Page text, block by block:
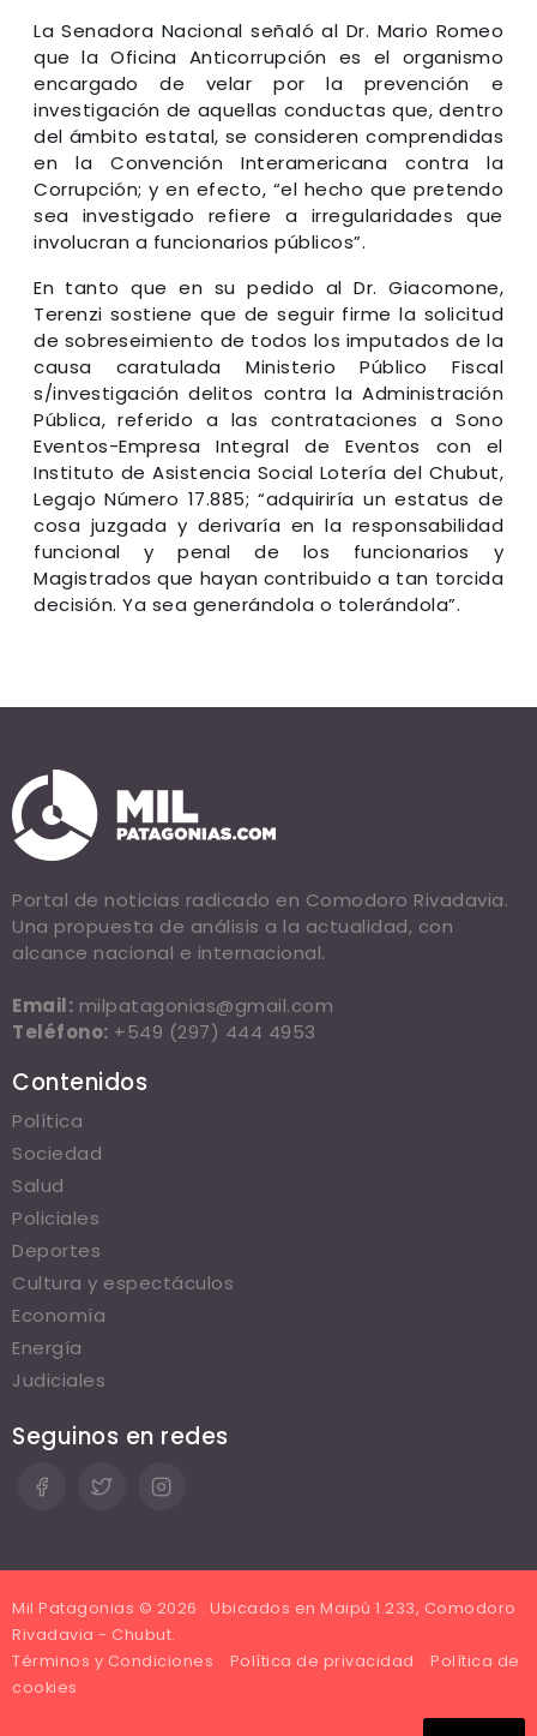
La Senadora Nacional señaló al Dr. Mario Romeo
que la Oficina Anticorrupción es el organismo
encargado de velar por la prevención e
investigación de aquellas conductas que, dentro
del ámbito estatal, se consideren comprendidas
en la Convención Interamericana contra la
Corrupción; y en efecto, “el hecho que pretendo
sea investigado refiere a irregularidades que
involucran a funcionarios públicos”.
En tanto que en su pedido al Dr. Giacomone,
Terenzi sostiene que de seguir firme la solicitud
de sobreseimiento de todos los imputados de la
causa caratulada Ministerio Público Fiscal
s/investigación delitos contra la Administración
Pública, referido a las contrataciones a Sono
Eventos-Empresa Integral de Eventos con el
Instituto de Asistencia Social Lotería del Chubut,
Legajo Número 17.885; “adquiriría un estatus de
cosa juzgada y derivaría en la responsabilidad
funcional y penal de los funcionarios y
Magistrados que hayan contribuido a tan torcida
decisión. Ya sea generándola o tolerándola”.
Portal de noticias radicado en Comodoro Rivadavia.
Una propuesta de análisis a la actualidad, con
alcance nacional e internacional.
Email: milpatagonias@gmail.com
Teléfono: +549 (297) 444 4953
Contenidos
Política
Sociedad
Salud
Policiales
Deportes
Cultura y espectáculos
Economía
Energía
Judiciales
Seguinos en redes
Mil Patagonias © 2026 . Ubicados en Maipú 1.233, Comodoro
Rivadavia - Chubut.
Términos y Condiciones
Política de privacidad
Política de
cookies